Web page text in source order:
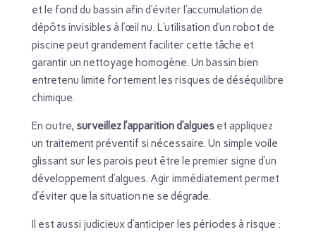
et le fond du bassin afin d’éviter l’accumulation de
dépôts invisibles à l’œil nu. L’utilisation d’un robot de
piscine peut grandement faciliter cette tâche et
garantir un nettoyage homogène. Un bassin bien
entretenu limite fortement les risques de déséquilibre
chimique.
En outre, surveillez l’apparition d’algueset appliquez
un traitement préventif si nécessaire. Un simple voile
glissant sur les parois peut être le premier signe d’un
développement d’algues. Agir immédiatement permet
d’éviter que la situation ne se dégrade.
Il est aussi judicieux d’anticiper les périodes à risque :